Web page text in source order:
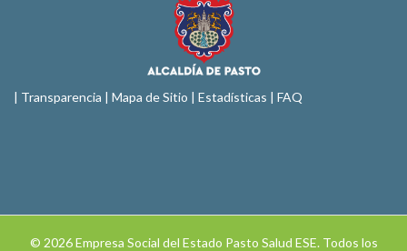
| Transparencia | Mapa de Sitio | Estadísticas | FAQ
© 2026 Empresa Social del Estado Pasto Salud ESE. Todos los